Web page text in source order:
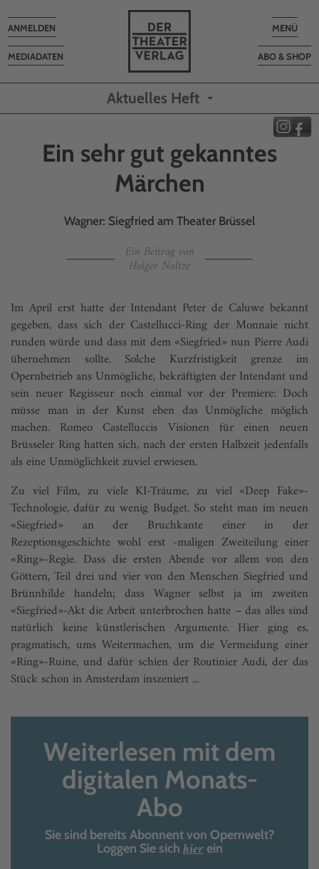
Toggle
MENÜ
ABO & SHOP
MEDIADATEN
Toggle
navigation
ANMELDEN
Aktuelles Heft
Ein sehr gut gekanntes
Märchen
Wagner: Siegfried am Theater Brüssel
Ein Beitrag von
Holger Noltze
Im April erst hatte der Intendant Peter de Caluwe bekannt
gegeben, dass sich der Castellucci-Ring der Monnaie nicht
runden würde und dass mit dem «Siegfried» nun Pierre Audi
übernehmen sollte. Solche Kurzfristigkeit grenze im
Opernbetrieb ans Unmögliche, bekräftigten der Intendant und
sein neuer Regisseur noch einmal vor der Premiere: Doch
müsse man in der Kunst eben das Unmögliche möglich
machen. Romeo Castelluccis Visionen für einen neuen
Brüsseler Ring hatten sich, nach der ersten Halbzeit jedenfalls
als eine Unmöglichkeit zuviel erwiesen.
Zu viel Film, zu viele KI-Träume, zu viel «Deep Fake»-
Technologie, dafür zu wenig Budget. So steht man im neuen
«Siegfried» an der Bruchkante einer in der
Rezeptionsgeschichte wohl erst -maligen Zweiteilung einer
«Ring»-Regie. Dass die ersten Abende vor allem von den
Göttern, Teil drei und vier von den Menschen Siegfried und
Brünnhilde handeln; dass Wagner selbst ja im zweiten
«Siegfried»-Akt die Arbeit unterbrochen hatte – das alles sind
natürlich keine künstlerischen Argumente. Hier ging es,
pragmatisch, ums Weitermachen, um die Vermeidung einer
«Ring»-Ruine, und dafür schien der Routinier Audi, der das
Stück schon in Amsterdam inszeniert ...
Weiterlesen mit dem
digitalen Monats-
Abo
Sie sind bereits Abonnent von Opernwelt?
Loggen Sie sich hierein